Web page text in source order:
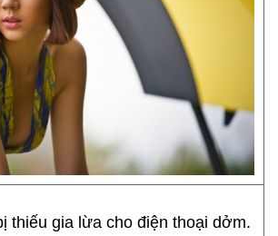
thiếu gia lừa cho điện thoại dởm.